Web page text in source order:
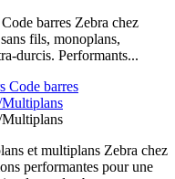
barres Zebra chez
fils, monoplans,
durcis. Performants...
Code barres
Multiplans
Multiplans
et multiplans Zebra chez
performantes pour une